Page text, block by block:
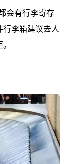
会有行李寄存
行李箱建议去人